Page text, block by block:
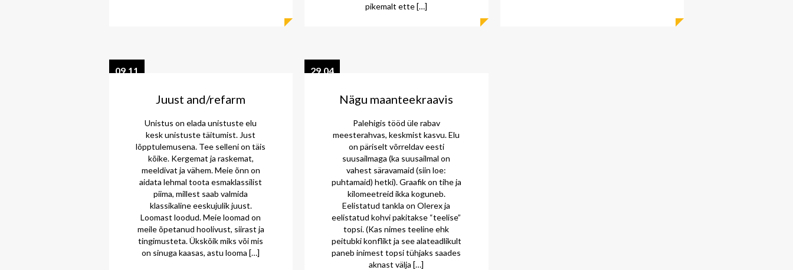
pikemalt ette […]
09.11
Juust and/refarm
Unistus on elada unistuste elu
kesk unistuste täitumist. Just
lõpptulemusena. Tee selleni on täis
kõike. Kergemat ja raskemat,
meeldivat ja vähem. Meie õnn on
aidata lehmal toota esmaklassilist
piima, millest saab valmida
klassikaline eeskujulik juust.
Loomast loodud. Meie loomad on
meile õpetanud hoolivust, siirast ja
tingimusteta. Ükskõik miks või mis
on sinuga kaasas, astu looma […]
29.04
Nägu maanteekraavis
Palehigis tööd üle rabav
meesterahvas, keskmist kasvu. Elu
on päriselt võrreldav eesti
suusailmaga (ka suusailmal on
vahest säravamaid (siin loe:
puhtamaid) hetki). Graafik on tihe ja
kilomeetreid ikka koguneb.
Eelistatud tankla on Olerex ja
eelistatud kohvi pakitakse “teelise”
topsi. (Kas nimes teeline ehk
peitubki konflikt ja see alateadlikult
paneb inimest topsi tühjaks saades
aknast välja […]